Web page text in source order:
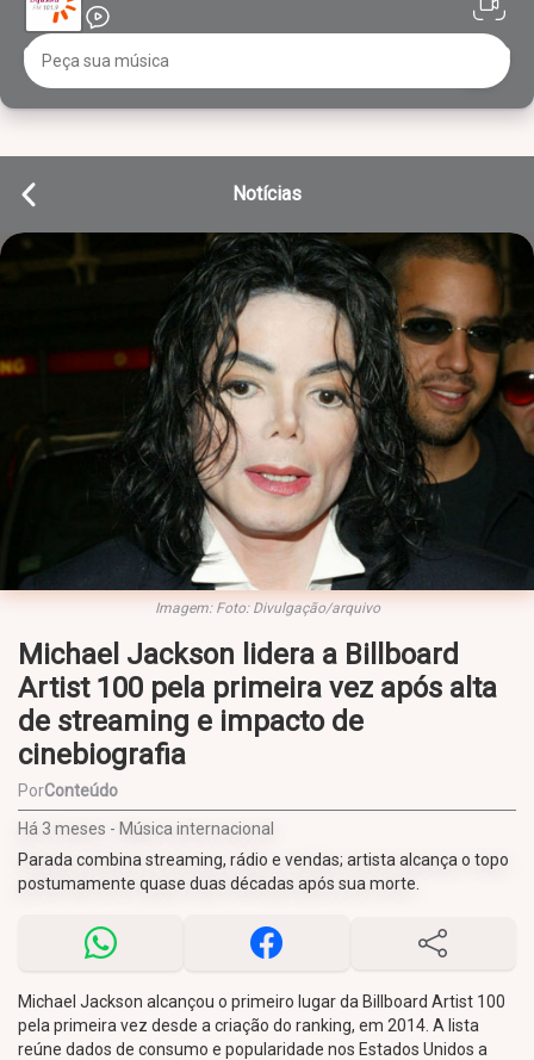
Notícias
Imagem: Foto: Divulgação/arquivo
Michael Jackson lidera a Billboard
Artist 100 pela primeira vez após alta
de streaming e impacto de
cinebiografia
PorConteúdo
Há 3 meses - Música internacional
Parada combina streaming, rádio e vendas; artista alcança o topo
postumamente quase duas décadas após sua morte.
Michael Jackson alcançou o primeiro lugar da Billboard Artist 100
pela primeira vez desde a criação do ranking, em 2014. A lista
reúne dados de consumo e popularidade nos Estados Unidos a